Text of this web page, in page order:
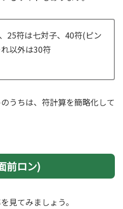
25符は七対子、40符(ピン
以外は30符
うちは、符計算を簡略化して
前ロン)
見てみましょう。